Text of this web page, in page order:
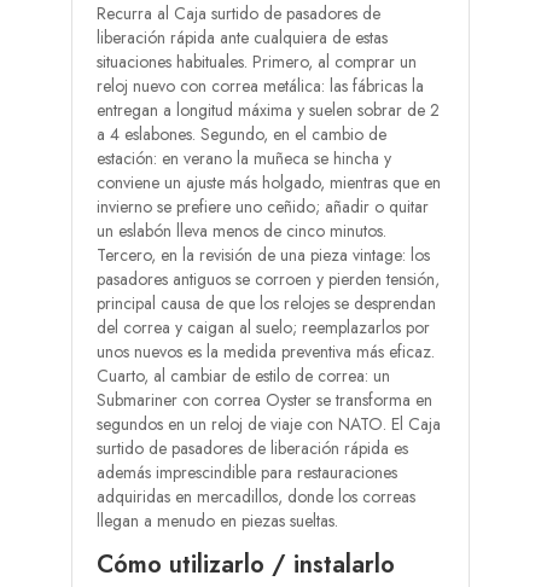
Recurra al Caja surtido de pasadores de
liberación rápida ante cualquiera de estas
situaciones habituales. Primero, al comprar un
reloj nuevo con correa metálica: las fábricas la
entregan a longitud máxima y suelen sobrar de 2
a 4 eslabones. Segundo, en el cambio de
estación: en verano la muñeca se hincha y
conviene un ajuste más holgado, mientras que en
invierno se prefiere uno ceñido; añadir o quitar
un eslabón lleva menos de cinco minutos.
Tercero, en la revisión de una pieza vintage: los
pasadores antiguos se corroen y pierden tensión,
principal causa de que los relojes se desprendan
del correa y caigan al suelo; reemplazarlos por
unos nuevos es la medida preventiva más eficaz.
Cuarto, al cambiar de estilo de correa: un
Submariner con correa Oyster se transforma en
segundos en un reloj de viaje con NATO. El Caja
surtido de pasadores de liberación rápida es
además imprescindible para restauraciones
adquiridas en mercadillos, donde los correas
llegan a menudo en piezas sueltas.
Cómo utilizarlo / instalarlo